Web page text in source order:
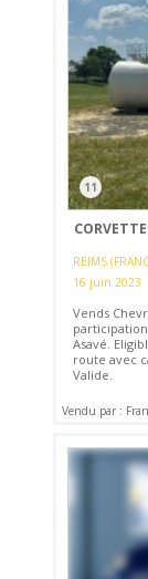
11
REIMS
16 juin 2023
Vends
Asavé.
route avec
Valide.
Vendu par :